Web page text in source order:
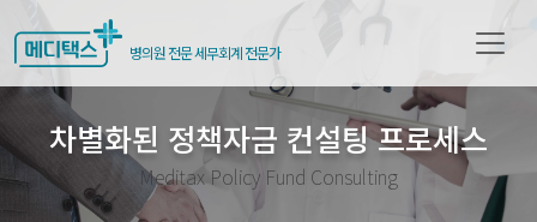
메디택스
병의원 전문 세무회계 전문가
차별화된 정책자금 컨설팅 프로세스
Meditax Policy Fund Consulting